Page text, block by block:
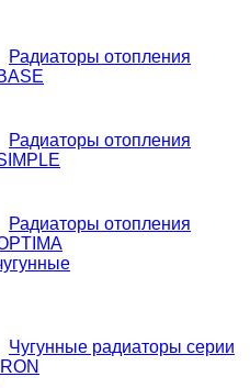
Радиаторы отопления
Радиаторы отопления
Радиаторы отопления
Чугунные радиаторы серии